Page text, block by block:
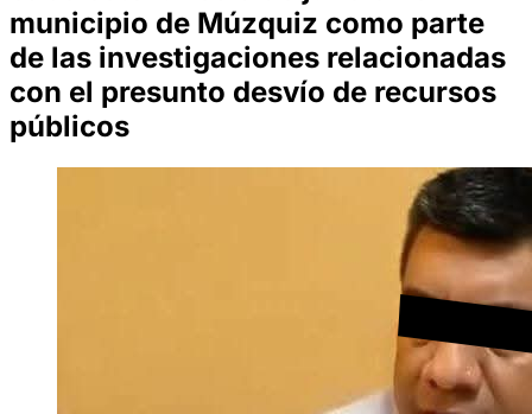
municipio de Múzquiz como parte
de las investigaciones relacionadas
con el presunto desvío de recursos
públicos